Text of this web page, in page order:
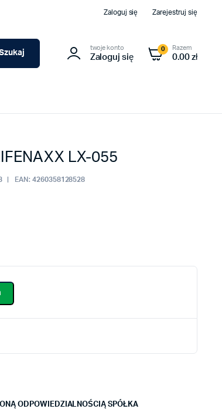
Zaloguj się Zarejestruj się
twoje konto
Zaloguj się
0 Razem
0.00 zł
LX-055
EAN: 4260358128528
ODPOWIEDZIALNOŚCIĄ SPÓŁKA